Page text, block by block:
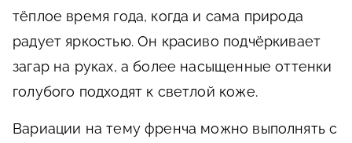
тёплое время года, когда и сама природа
радует яркостью. Он красиво подчёркивает
загар на руках, а более насыщенные оттенки
голубого подходят к светлой коже.
Вариации на тему френча можно выполнять с